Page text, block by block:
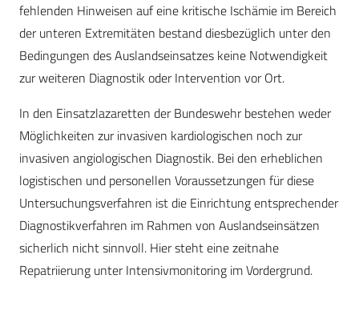
fehlenden Hinweisen auf eine kritische Ischämie im Bereich
der unteren Extremitäten bestand diesbezüglich unter den
Bedingungen des Auslandseinsatzes keine Notwendigkeit
zur weiteren Diagnostik oder Intervention vor Ort.
In den Einsatzlazaretten der Bundeswehr bestehen weder
Möglichkeiten zur invasiven kardiologischen noch zur
invasiven angiologischen Diagnostik. Bei den erheblichen
logistischen und personellen Voraussetzungen für diese
Untersuchungsverfahren ist die Einrichtung entsprechender
Diagnostikverfahren im Rahmen von Auslandseinsätzen
sicherlich nicht sinnvoll. Hier steht eine zeitnahe
Repatriierung unter Intensivmonitoring im Vordergrund.